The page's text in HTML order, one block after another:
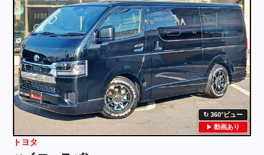
360°ビュー
動画あり
トヨタ